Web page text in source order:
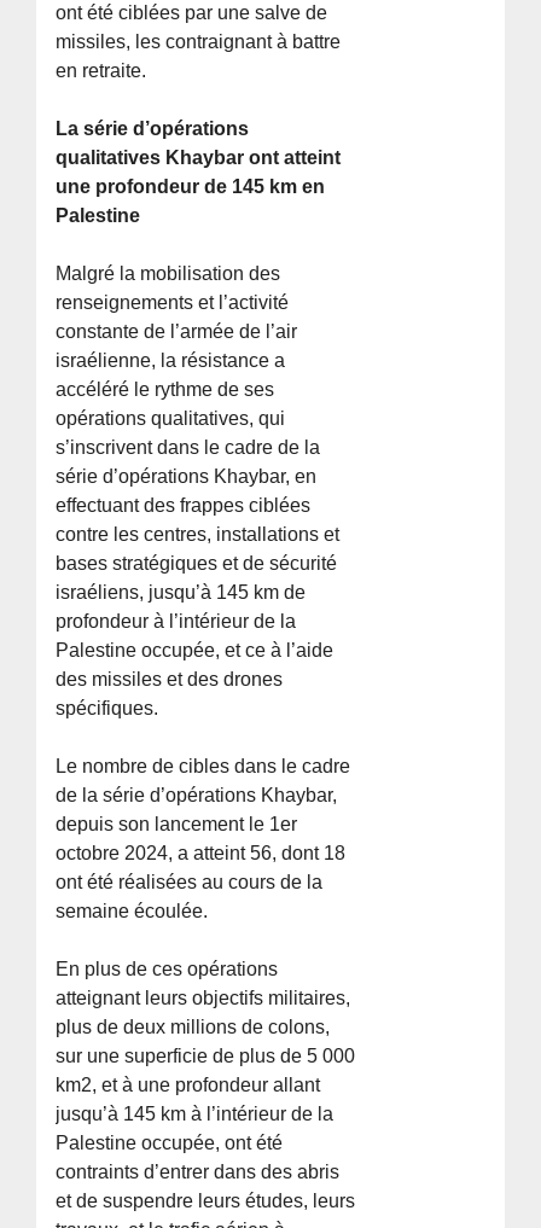
ont été ciblées par une salve de
missiles, les contraignant à battre
en retraite.
La série d’opérations
qualitatives Khaybar ont atteint
une profondeur de 145 km en
Palestine
Malgré la mobilisation des
renseignements et l’activité
constante de l’armée de l’air
israélienne, la résistance a
accéléré le rythme de ses
opérations qualitatives, qui
s’inscrivent dans le cadre de la
série d’opérations Khaybar, en
effectuant des frappes ciblées
contre les centres, installations et
bases stratégiques et de sécurité
israéliens, jusqu’à 145 km de
profondeur à l’intérieur de la
Palestine occupée, et ce à l’aide
des missiles et des drones
spécifiques.
Le nombre de cibles dans le cadre
de la série d’opérations Khaybar,
depuis son lancement le 1er
octobre 2024, a atteint 56, dont 18
ont été réalisées au cours de la
semaine écoulée.
En plus de ces opérations
atteignant leurs objectifs militaires,
plus de deux millions de colons,
sur une superficie de plus de 5 000
km2, et à une profondeur allant
jusqu’à 145 km à l’intérieur de la
Palestine occupée, ont été
contraints d’entrer dans des abris
et de suspendre leurs études, leurs